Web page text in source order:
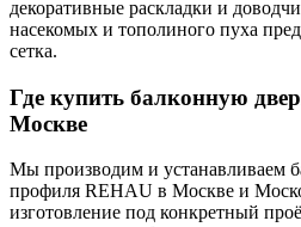
декоративные раскладки и
насекомых и тополиного пуха
сетка.
Где купить балконную
Москве
Мы производим и устанавливаем
профиля REHAU в Москве и
изготовление под конкретный